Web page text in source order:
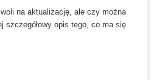
na aktualizację, ale czy można
szczegółowy opis tego, co ma się